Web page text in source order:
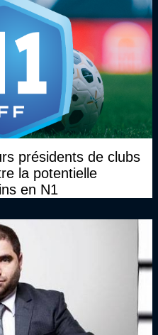
présidents de clubs
la potentielle
en N1